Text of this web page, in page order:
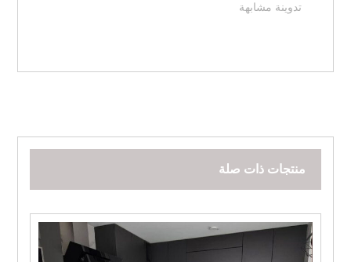
تدوينة مشابهة
منتجات ذات صلة